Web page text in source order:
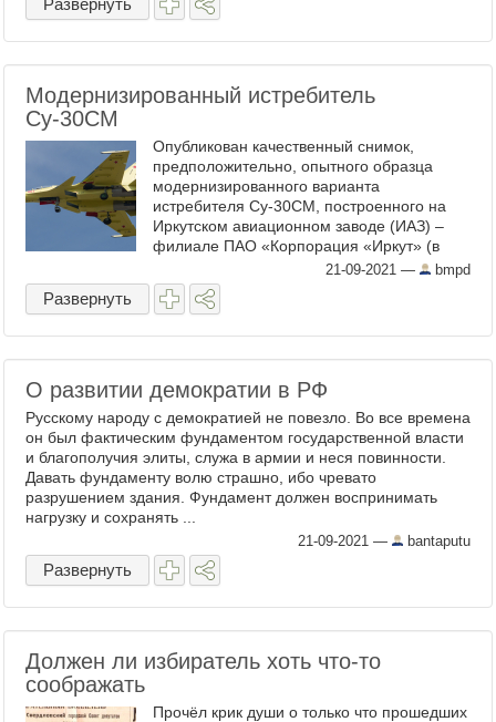
Развернуть
Модернизированный истребитель
Су-30СМ
Опубликован качественный снимок,
предположительно, опытного образца
модернизированного варианта
истребителя Су-30СМ, построенного на
Иркутском авиационном заводе (ИАЗ) –
филиале ПАО «Корпорация «Иркут» (в
составе ПАО «Объединённая
авиастроительная корпорация»). Самолет
неокрашен, но несет ...
21-09-2021 — bmpd
Развернуть
О развитии демократии в РФ
Русскому народу с демократией не повезло. Во все времена
он был фактическим фундаментом государственной власти
и благополучия элиты, служа в армии и неся повинности.
Давать фундаменту волю страшно, ибо чревато
разрушением здания. Фундамент должен воспринимать
нагрузку и сохранять ...
21-09-2021 — bantaputu
Развернуть
Должен ли избиратель хоть что-то
соображать
Прочёл крик души о только что прошедших